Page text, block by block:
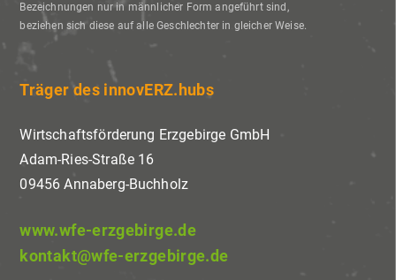
Bezeichnungen nur in männlicher Form angeführt sind,
beziehen sich diese auf alle Geschlechter in gleicher Weise.
Träger des innovERZ.hubs
Wirtschaftsförderung Erzgebirge GmbH
Adam-Ries-Straße 16
09456 Annaberg-Buchholz
www.wfe-erzgebirge.de
kontakt@wfe-erzgebirge.de